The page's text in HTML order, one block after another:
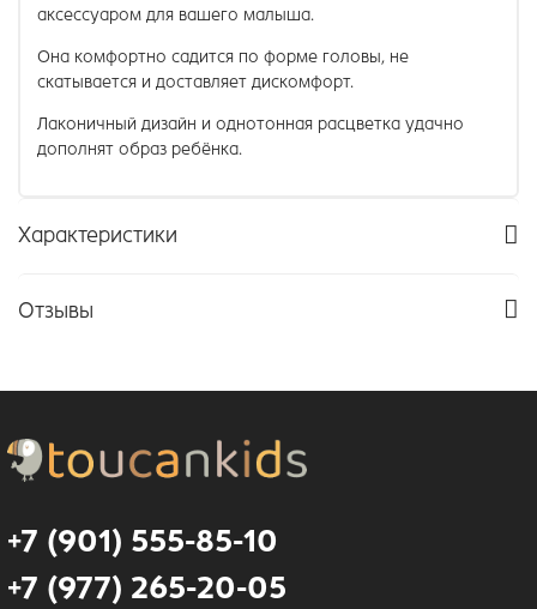
аксессуаром для вашего малыша.
Она комфортно садится по форме головы, не
скатывается и доставляет дискомфорт.
Лаконичный дизайн и однотонная расцветка удачно
дополнят образ ребёнка.
Характеристики
Отзывы
+7 (901) 555-85-10
+7 (977) 265-20-05